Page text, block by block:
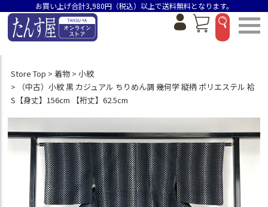
お買い上げ合計3,980円（税込）以上で送料無料となります。
Store Top 着物
小紋
（中古）小紋 黒 カジュアル ちりめん調 幾何学 縦柄 ポリエステル 袷
S【身丈】156cm 【裄丈】62.5cm